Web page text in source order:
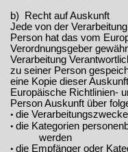
b) Recht auf Auskunft
Jede von der
Person hat das vom
Verordnungsgeber
Verarbeitung
zu seiner Person
eine Kopie dieser
Europäische Richtlinien-
Person Auskunft über
• die Verarbeitungszwecke
• die Kategorien
werden
• die Empfänger oder